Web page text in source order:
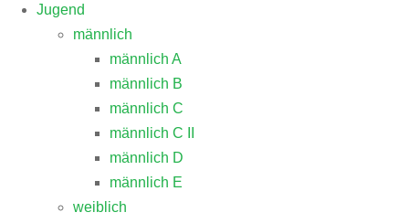
Jugend
männlich
männlich A
männlich B
männlich C
männlich C II
männlich D
männlich E
weiblich